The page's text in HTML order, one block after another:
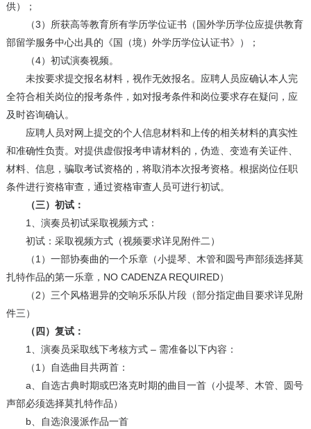
供）；
（3）所获高等教育所有学历学位证书（国外学历学位应提供教育
部留学服务中心出具的《国（境）外学历学位认证书》）；
（4）初试演奏视频。
未按要求提交报名材料，视作无效报名。应聘人员应确认本人完
全符合相关岗位的报考条件，如对报考条件和岗位要求存在疑问，应
及时咨询确认。
应聘人员对网上提交的个人信息材料和上传的相关材料的真实性
和准确性负责。对提供虚假报考申请材料的，伪造、变造有关证件、
材料、信息，骗取考试资格的，将取消本次报考资格。根据岗位任职
条件进行资格审查，通过资格审查人员可进行初试。
（三）初试：
1、演奏员初试采取视频方式：
初试：采取视频方式（视频要求详见附件二）
（1）一部协奏曲的一个乐章（小提琴、木管和圆号声部须选择莫
扎特作品的第一乐章，NO CADENZA REQUIRED）
（2）三个风格迥异的交响乐乐队片段（部分指定曲目要求详见附
件三）
（四）复试：
1、演奏员采取线下考核方式 – 需准备以下内容：
（1）自选曲目共两首：
a、自选古典时期或巴洛克时期的曲目一首（小提琴、木管、圆号
声部必须选择莫扎特作品）
b、自选浪漫派作品一首